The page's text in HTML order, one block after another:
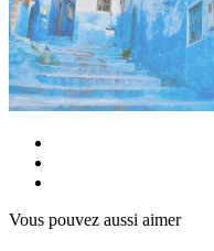
Vous pouvez aussi aimer